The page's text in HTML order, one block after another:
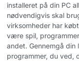
installeret på din PC
nødvendigvis skal
virksomheder har
være spil,
andet. Gennemgå din
programmer, du ved,